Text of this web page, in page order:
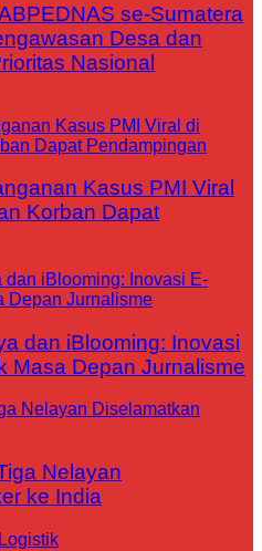
se-Sumatera
Desa dan
Nasional
Kasus PMI Viral
Korban Dapat
dan iBlooming: Inovasi
Masa Depan Jurnalisme
Nelayan
ke India